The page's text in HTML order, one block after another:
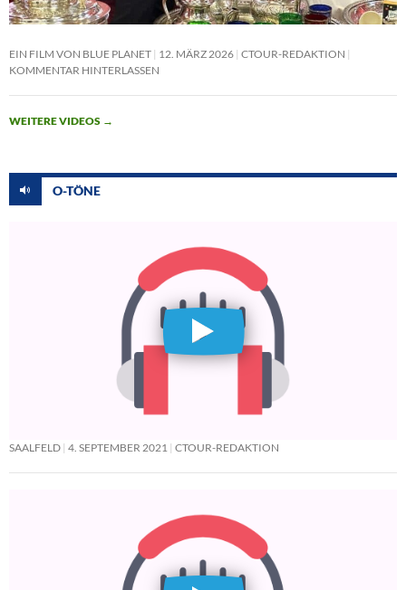
EIN FILM VON BLUE PLANET 12. MÄRZ 2026 CTOUR-REDAKTION
KOMMENTAR HINTERLASSEN
WEITERE VIDEOS →
O-TÖNE
SAALFELD 4. SEPTEMBER 2021 CTOUR-REDAKTION